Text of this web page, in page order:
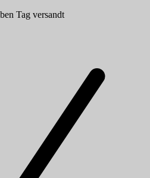
Tag versandt